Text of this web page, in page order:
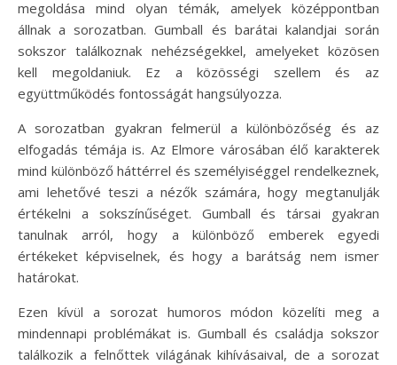
megoldása mind olyan témák, amelyek középpontban
állnak a sorozatban. Gumball és barátai kalandjai során
sokszor találkoznak nehézségekkel, amelyeket közösen
kell megoldaniuk. Ez a közösségi szellem és az
együttműködés fontosságát hangsúlyozza.
A sorozatban gyakran felmerül a különbözőség és az
elfogadás témája is. Az Elmore városában élő karakterek
mind különböző háttérrel és személyiséggel rendelkeznek,
ami lehetővé teszi a nézők számára, hogy megtanulják
értékelni a sokszínűséget. Gumball és társai gyakran
tanulnak arról, hogy a különböző emberek egyedi
értékeket képviselnek, és hogy a barátság nem ismer
határokat.
Ezen kívül a sorozat humoros módon közelíti meg a
mindennapi problémákat is. Gumball és családja sokszor
találkozik a felnőttek világának kihívásaival, de a sorozat